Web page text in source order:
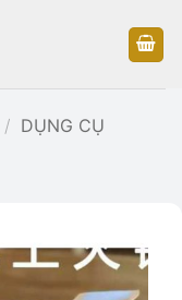
/ DỤNG CỤ